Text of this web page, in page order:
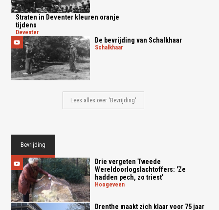
Straten in Deventer kleuren oranje
tijdens
deventer
De bevrijding van Schalkhaar
schalkhaar
Lees alles over 'Bevrijding'
Bevrijding
Drie vergeten Tweede
Wereldoorlogslachtoffers: 'Ze
hadden pech, zo triest'
hoogeveen
Drenthe maakt zich klaar voor 75 jaar